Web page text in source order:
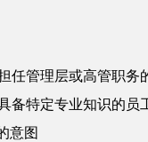
任管理层或高管职务
备特定专业知识的员
意图